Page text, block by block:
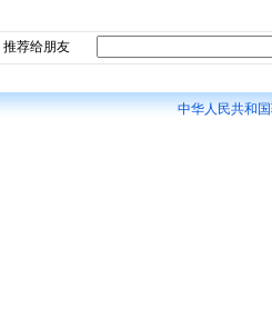
推荐给朋友
中华人民共和